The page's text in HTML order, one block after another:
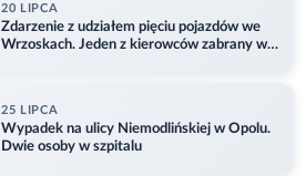
20 LIPCA
Zdarzenie z udziałem pięciu pojazdów we
Wrzoskach. Jeden z kierowców zabrany w
25 LIPCA
Wypadek na ulicy Niemodlińskiej w Opolu.
Dwie osoby w szpitalu